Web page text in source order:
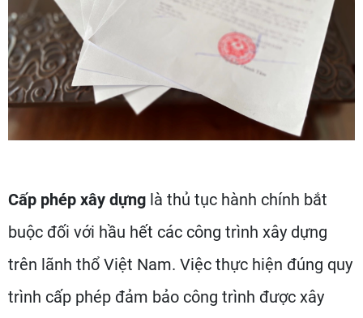
Cấp phép xây dựng là thủ tục hành chính bắt
buộc đối với hầu hết các công trình xây dựng
trên lãnh thổ Việt Nam. Việc thực hiện đúng quy
trình cấp phép đảm bảo công trình được xây